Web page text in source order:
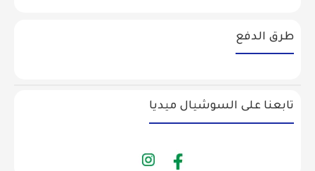
طرق الدفع
تابعنا على السوشيال ميديا